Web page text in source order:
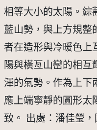
相等大小的太陽。綜
藍山勢，與上方規整
者在造形與冷暖色上
陽與橫亙山巒的相互
渾的氣勢。作為上下
應上端寧靜的圓形太
致。 出處：潘佳瑩